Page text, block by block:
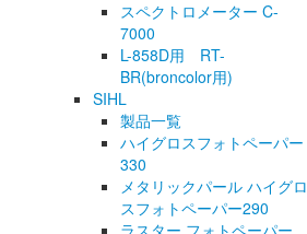
スペクトロメーター C-
7000
L-858D用 RT-
BR(broncolor用)
SIHL
製品一覧
ハイグロスフォトペーパー
330
メタリックパール ハイグロ
スフォトペーパー290